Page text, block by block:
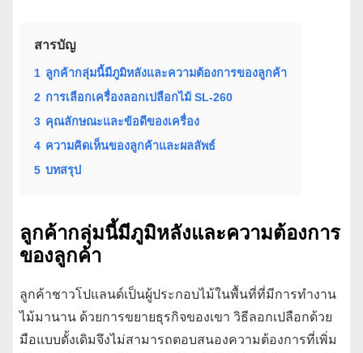
สารบัญ
1 ลูกค้ากลุ่มนี้มีภูมิหลังและความต้องการของลูกค้า
2 การเลือกเครื่องลอกเปลือกไม้ SL-260
3 คุณลักษณะและข้อดีของเครื่อง
4 ความคิดเห็นของลูกค้าและผลลัพธ์
5 บทสรุป
ลูกค้ากลุ่มนี้มีภูมิหลังและความต้องการ
ของลูกค้า
ลูกค้าชาวโปแลนด์เป็นผู้ประกอบไม้ในพื้นที่ที่มีการทำงาน
ไม้มานาน ด้วยการขยายธุรกิจของเขา วิธีลอกเปลือกด้วย
มือแบบดั้งเดิมจึงไม่สามารถตอบสนองความต้องการที่เพิ่ม